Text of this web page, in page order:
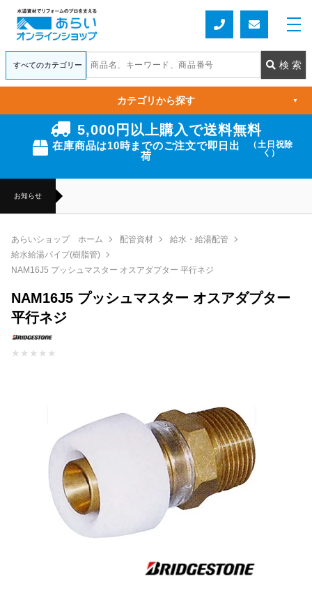
5,000円以上購入で送料無料
在庫商品は10時までのご注文で即日出
荷
（土日祝除
く）
お知らせ
カテゴリから探す ▼
あらいショップ ホーム 配管資材
給水・給湯配管
給水給湯パイプ(樹脂管)
NAM16J5 プッシュマスター オスアダプター 平行ネジ
NAM16J5 プッシュマスター オスアダプター
平行ネジ
★ ★ ★ ★ ★